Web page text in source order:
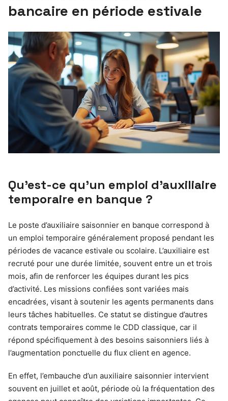
bancaire en période estivale
Qu’est-ce qu’un emploi d’auxiliaire
temporaire en banque ?
Le poste d’auxiliaire saisonnier en banque correspond à
un emploi temporaire généralement proposé pendant les
périodes de vacance estivale ou scolaire. L’auxiliaire est
recruté pour une durée limitée, souvent entre un et trois
mois, afin de renforcer les équipes durant les pics
d’activité. Les missions confiées sont variées mais
encadrées, visant à soutenir les agents permanents dans
leurs tâches habituelles. Ce statut se distingue d’autres
contrats temporaires comme le CDD classique, car il
répond spécifiquement à des besoins saisonniers liés à
l’augmentation ponctuelle du flux client en agence.
En effet, l’embauche d’un auxiliaire saisonnier intervient
souvent en juillet et août, période où la fréquentation des